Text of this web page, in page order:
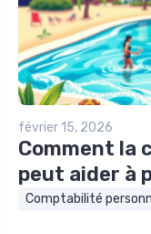
février 15, 2026
Comment la
peut aider à
Comptabilité